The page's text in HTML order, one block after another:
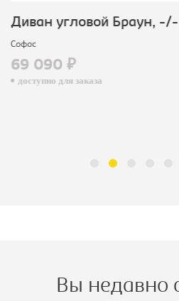
Диван угловой Браун, -/-
Софос
69 090 ₽
доступно для заказа
Вы недавно